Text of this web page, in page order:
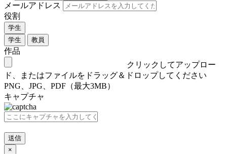
メールアドレス
役割
学生
学生
教員
作品
クリックしてアップロー
ド、またはファイルをドラッグ＆ドロップしてください
PNG、JPG、PDF（最大3MB）
キャプチャ
送信
×